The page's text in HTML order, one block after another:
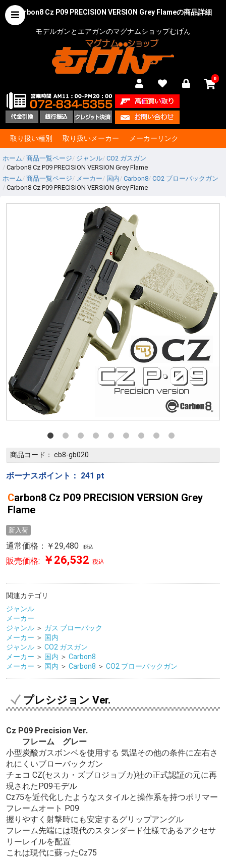
Carbon8 Cz P09 PRECISION VERSION Grey Flameの商品詳細
モデルガンとエアガンのマグナムショップむげん
0
取り扱い種別 取り扱いメーカー メーカーリンク
ホーム 商品一覧ページ ジャンル CO2 ガスガン
Carbon8 Cz P09 PRECISION VERSION Grey Flame
ホーム 商品一覧ページ メーカー 国内 Carbon8 CO2 ブローバックガン
Carbon8 Cz P09 PRECISION VERSION Grey Flame
商品コード： cb8-gb020
ボーナスポイント： 241 pt
Carbon8 Cz P09 PRECISION VERSION Grey
Flame
新入荷
通常価格：￥29,480 税込
販売価格: ￥26,532 税込
関連カテゴリ
ジャンル
メーカー
ジャンル ＞ ガス ブローバック
メーカー ＞ 国内
ジャンル ＞ CO2 ガスガン
メーカー ＞ 国内 ＞ Carbon8
メーカー ＞ 国内 ＞ Carbon8 ＞ CO2 ブローバックガン
プレシジョン Ver.
Cz P09 Precision Ver.
フレーム グレー
小型炭酸ガスボンベを使用する 気温その他の条件に左右さ
れにくいブローバックガン
チェコ CZ(セスカ・ズブロジョブカ)社の正式認証の元に再
現されたP09モデル
Cz75を近代化したようなスタイルと操作系を持つポリマー
フレームオート P09
握りやすく射撃時にも安定するグリップアングル
フレーム先端には現代のスタンダード仕様であるアクセサ
リーレイルを配置
これは現代に蘇ったCz75